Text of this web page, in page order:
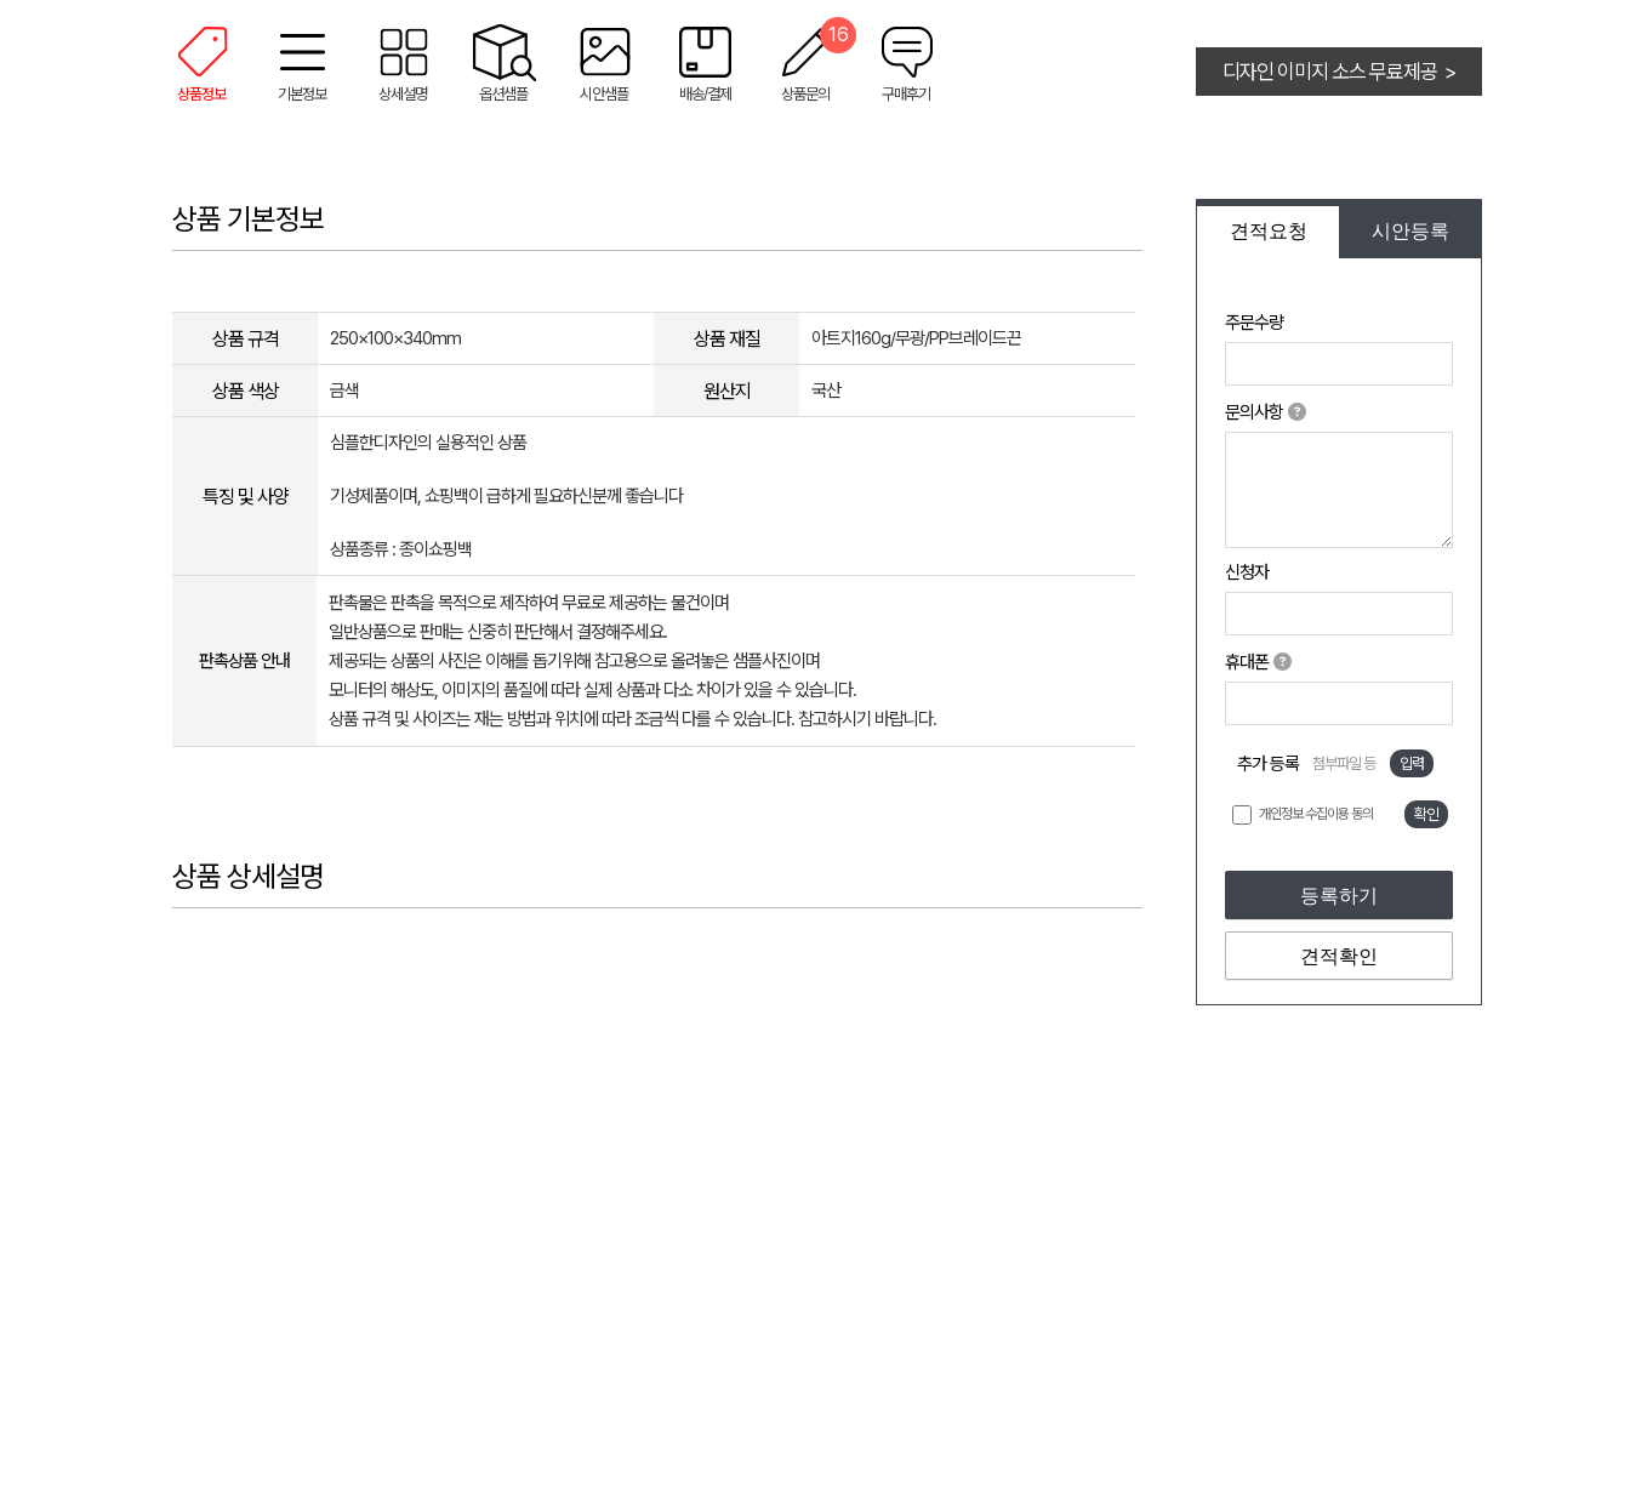
상품정보 기본정보 상세설명 옵션샘플 시안샘플 배송/결제 상품문의
16
구매후기
디자인 이미지 소스 무료제공 >
견적요청 시안등록
주문수량
문의사항
신청자
휴대폰
추가 등록 첨부파일 등 입력
개인정보 수집이용 동의 확인
등록하기
견적확인
상품 기본정보
상품 규격 250×100×340mm 상품 재질 아트지160g/무광/PP브레이드끈
상품 색상 금색 원산지 국산
특징 및 사양
심플한디자인의 실용적인 상품
기성제품이며, 쇼핑백이 급하게 필요하신분께 좋습니다
상품종류 : 종이쇼핑백
판촉상품 안내
판촉물은 판촉을 목적으로 제작하여 무료로 제공하는 물건이며
일반상품으로 판매는 신중히 판단해서 결정해주세요.
제공되는 상품의 사진은 이해를 돕기위해 참고용으로 올려놓은 샘플사진이며
모니터의 해상도, 이미지의 품질에 따라 실제 상품과 다소 차이가 있을 수 있습니다.
상품 규격 및 사이즈는 재는 방법과 위치에 따라 조금씩 다를 수 있습니다. 참고하시기 바랍니다.
상품 상세설명